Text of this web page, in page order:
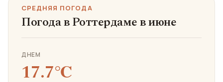
СРЕДНЯЯ ПОГОДА
Погода в Роттердаме в июне
ДНЕМ
17.7℃